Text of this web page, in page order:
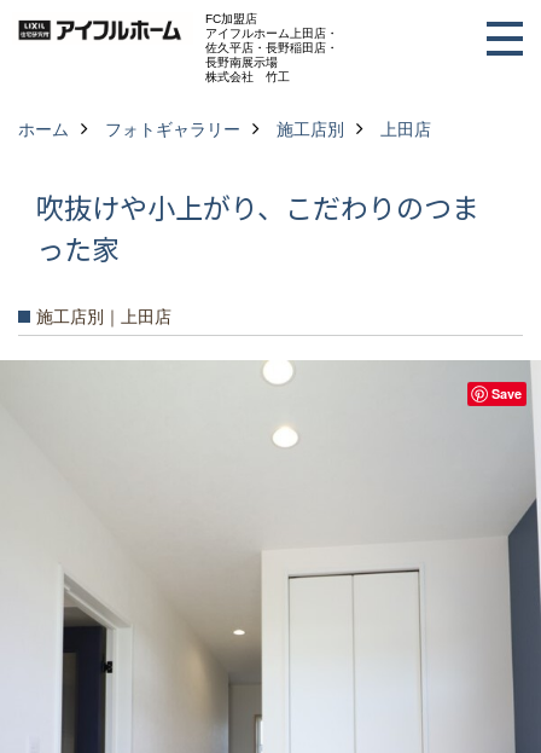
FC加盟店
アイフルホーム上田店・
佐久平店・長野稲田店・
長野南展示場
株式会社 竹工
ホーム フォトギャラリー 施工店別 上田店
吹抜けや小上がり、こだわりのつま
った家
施工店別｜上田店
Save